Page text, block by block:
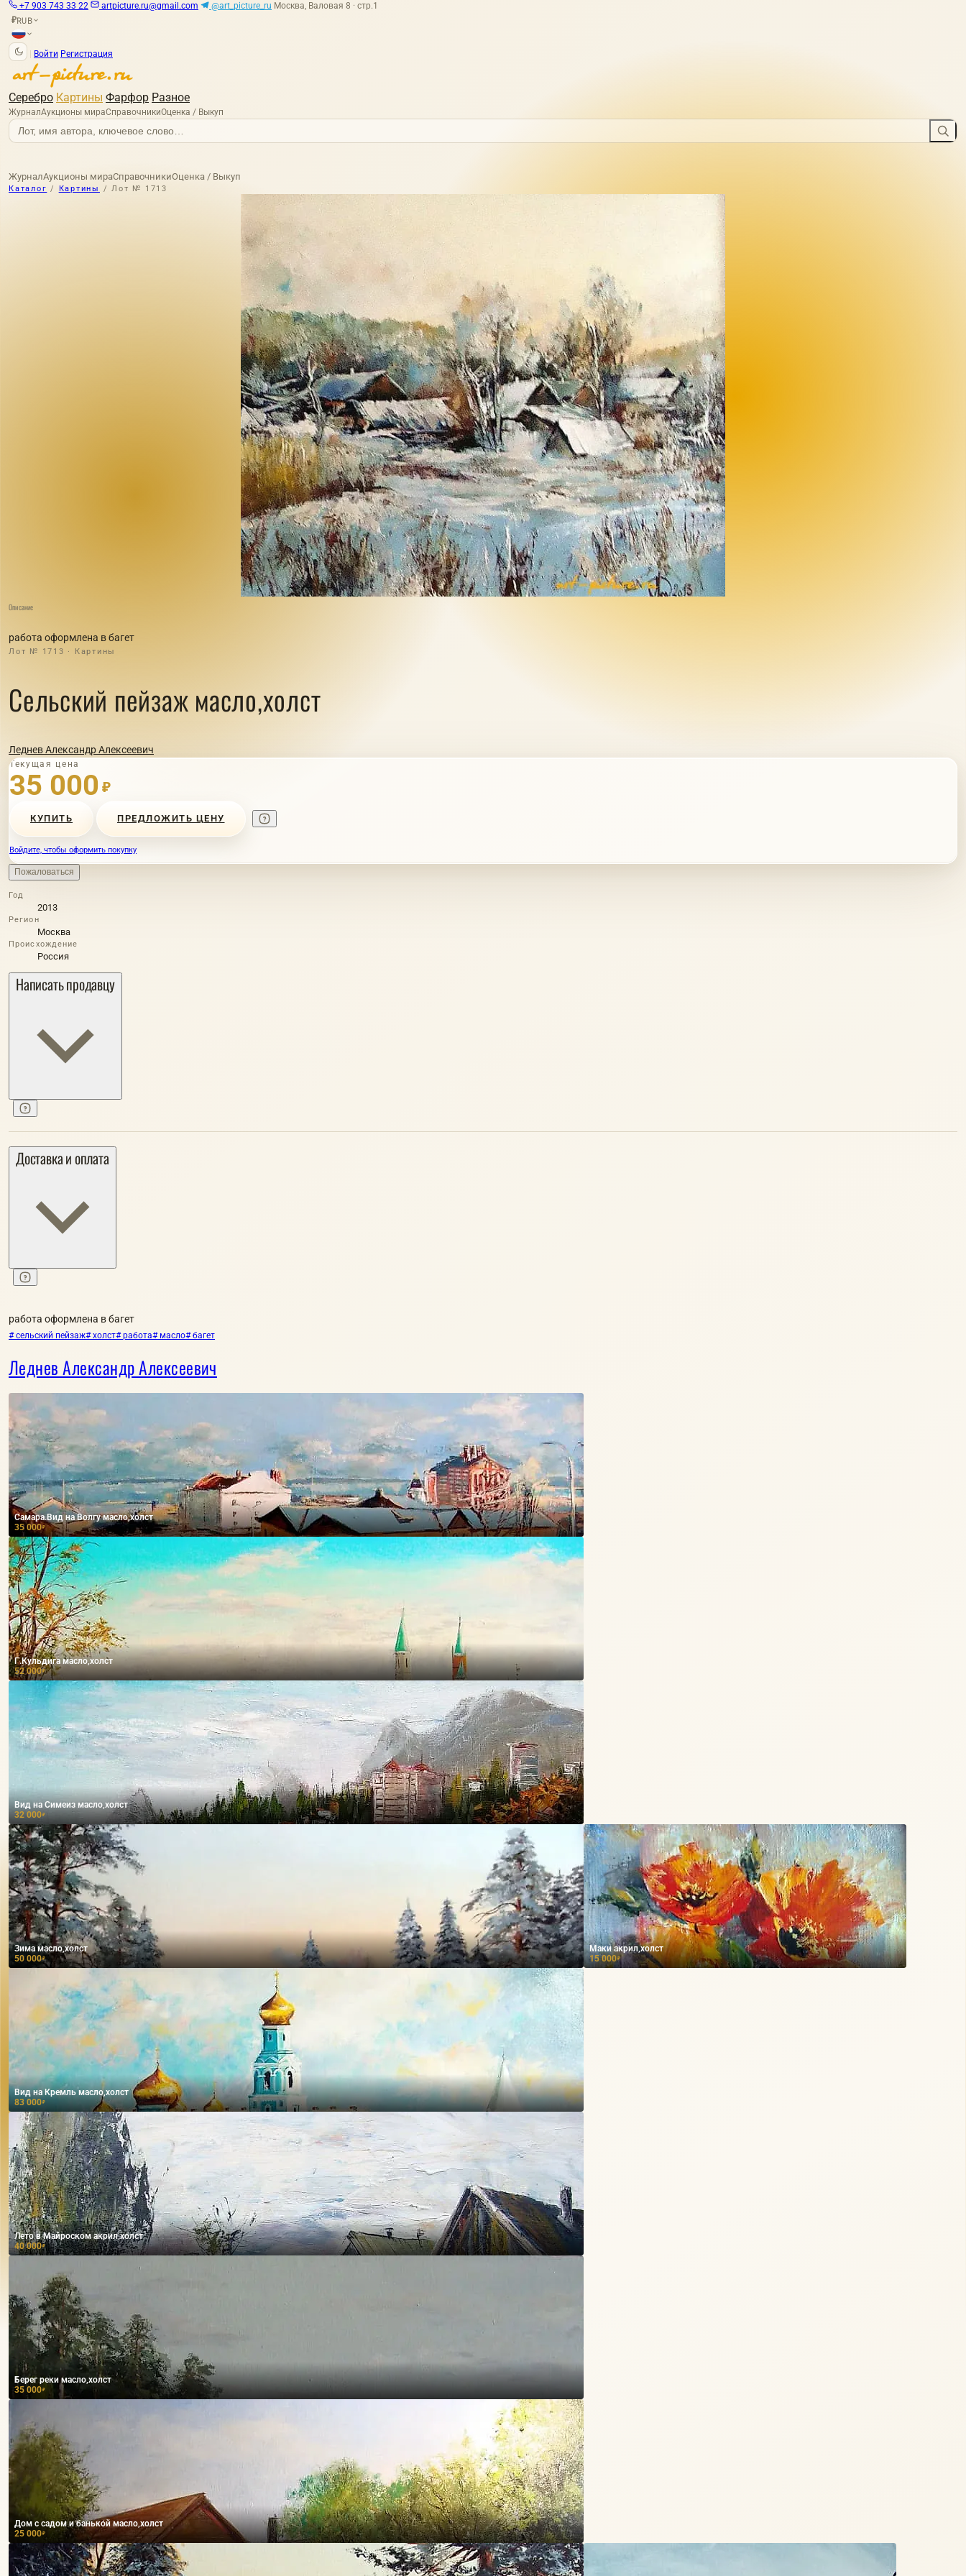
+7 903 743 33 22 artpicture.ru@gmail.com @art_picture_ru Москва, Валовая 8 · стр.1
₽RUB
Войти Регистрация
Серебро Картины Фарфор Разное
ЖурналАукционы мираСправочникиОценка / Выкуп
ЖурналАукционы мираСправочникиОценка / Выкуп
Каталог / Картины / Лот № 1713
Описание
работа оформлена в багет
Лот № 1713 · Картины
Сельский пейзаж масло,холст
Леднев Александр Алексеевич
Текущая цена
35 000 ₽
КУПИТЬ ПРЕДЛОЖИТЬ ЦЕНУ
Войдите, чтобы оформить покупку
Пожаловаться
Год
2013
Регион
Москва
Происхождение
Россия
Написать продавцу
Доставка и оплата
работа оформлена в багет
# сельский пейзаж# холст# работа# масло# багет
Леднев Александр Алексеевич
Самара.Вид на Волгу масло,холст
35 000₽
Г.Кульдига масло,холст
52 000₽
Вид на Симеиз масло,холст
32 000₽
Зима масло,холст
50 000₽
Маки акрил,холст
15 000₽
Вид на Кремль масло,холст
83 000₽
Лето в Майроском акрил,холст
40 000₽
Берег реки масло,холст
35 000₽
Дом с садом и банькой масло,холст
25 000₽